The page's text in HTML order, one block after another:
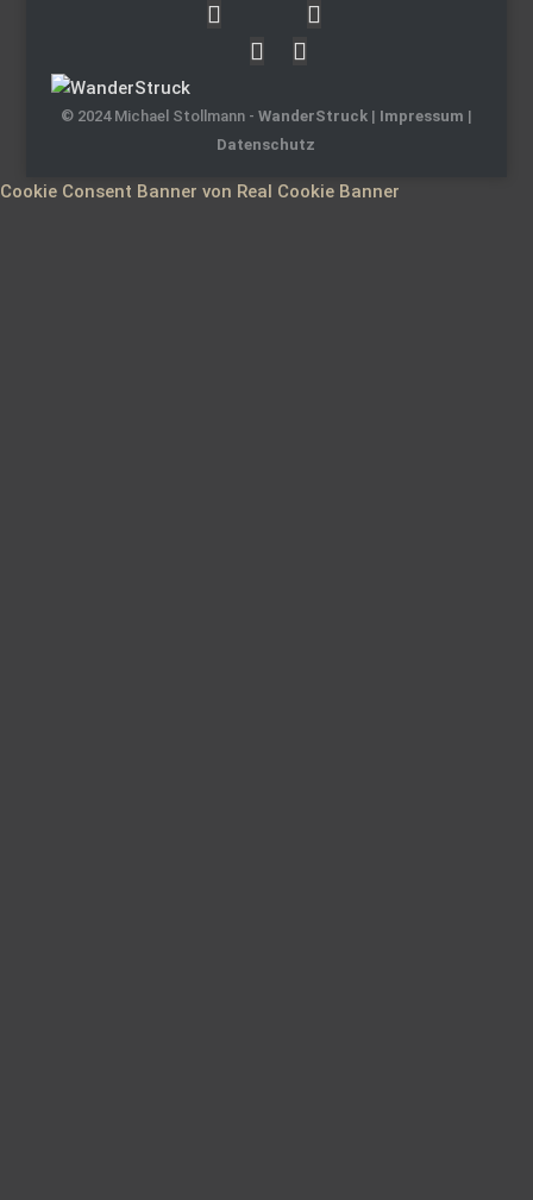
© 2024 Michael Stollmann - WanderStruck| Impressum |
Datenschutz
Cookie Consent Banner von Real Cookie Banner